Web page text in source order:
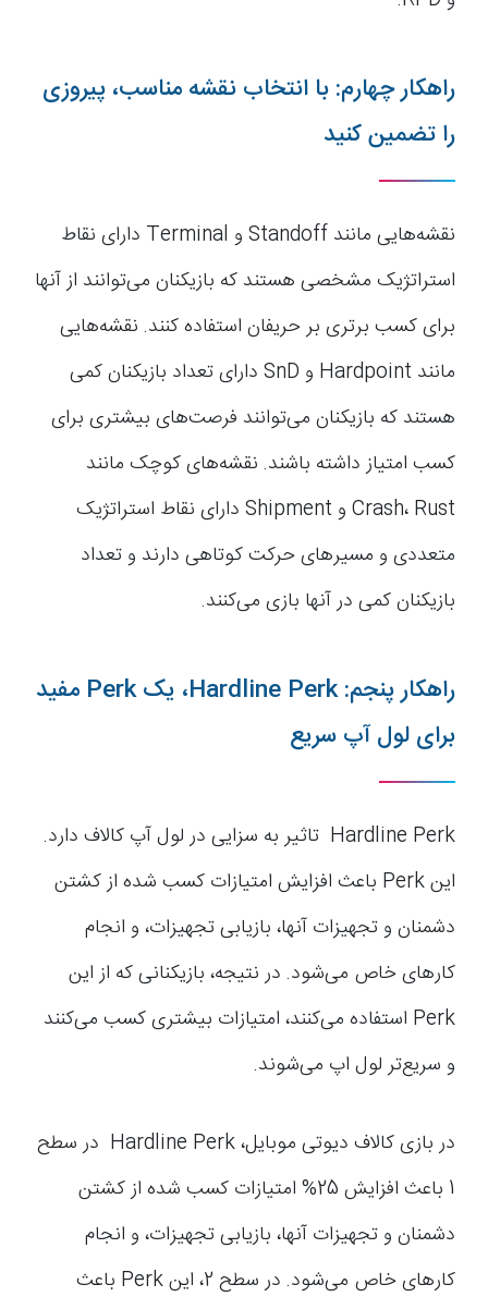
راهکار چهارم: با انتخاب نقشه مناسب، پیروزی
را تضمین کنید
نقشه‌هایی مانند Standoff و Terminal دارای نقاط
استراتژیک مشخصی هستند که بازیکنان می‌توانند از آنها
برای کسب برتری بر حریفان استفاده کنند. نقشه‌هایی
مانند Hardpoint و SnD دارای تعداد بازیکنان کمی
هستند که بازیکنان می‌توانند فرصت‌های بیشتری برای
کسب امتیاز داشته باشند. نقشه‌های کوچک مانند
Crash، Rust و Shipment دارای نقاط استراتژیک
متعددی و مسیرهای حرکت کوتاهی دارند و تعداد
بازیکنان کمی در آنها بازی می‌کنند.
راهکار پنجم: Hardline Perk، یک Perk مفید
برای لول آپ سریع
Hardline Perk تاثیر به سزایی در لول آپ کالاف دارد.
این Perk باعث افزایش امتیازات کسب شده از کشتن
دشمنان و تجهیزات آنها، بازیابی تجهیزات، و انجام
کارهای خاص می‌شود. در نتیجه، بازیکنانی که از این
Perk استفاده می‌کنند، امتیازات بیشتری کسب می‌کنند
و سریع‌تر لول اپ می‌شوند.
در بازی کالاف دیوتی موبایل، Hardline Perk در سطح
1 باعث افزایش 25% امتیازات کسب شده از کشتن
دشمنان و تجهیزات آنها، بازیابی تجهیزات، و انجام
کارهای خاص می‌شود. در سطح 2، این Perk باعث